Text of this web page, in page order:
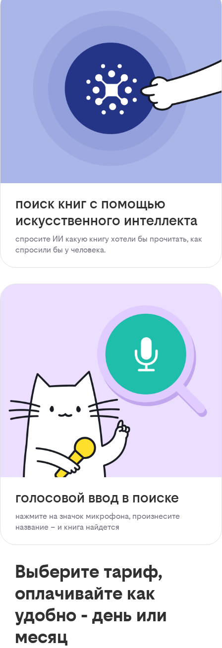
поиск книг с помощью
искусственного интеллекта
спросите ИИ какую книгу хотели бы прочитать, как
спросили бы у человека.
голосовой ввод в поиске
нажмите на значок микрофона, произнесите
название – и книга найдется
Выберите тариф,
оплачивайте как
удобно - день или
месяц